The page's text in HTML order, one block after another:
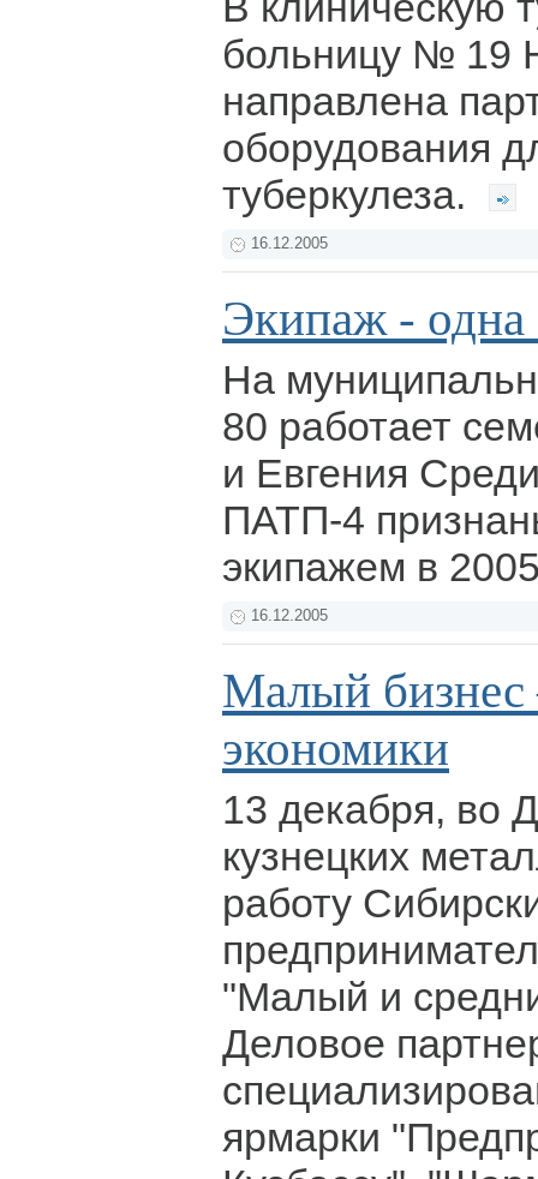
больницу № 19
направлена
оборудования
туберкулеза.
16.12.2005
Экипаж - одна
На
80 работает
и Евгения
ПАТП-4
экипажем в
16.12.2005
Малый бизнес
экономики
13 декабря, во
кузнецких
работу
"Малый и
Деловое
ярмарки